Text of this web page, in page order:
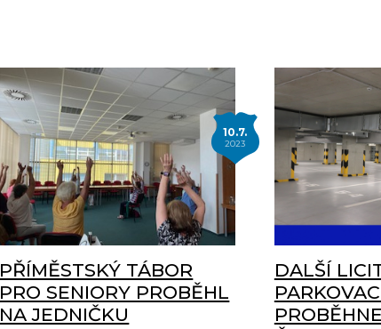
10.7.
2023
PŘÍMĚSTSKÝ TÁBOR
PRO SENIORY PROBĚHL
NA JEDNIČKU
DALŠÍ